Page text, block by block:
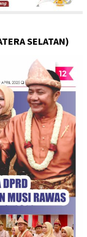
SELATAN)